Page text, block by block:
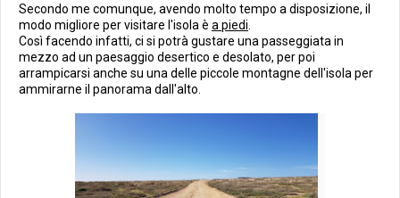
Secondo me comunque, avendo molto tempo a disposizione, il
modo migliore per visitare l'isola è a piedi
Così facendo infatti, ci si potrà gustare una passeggiata in
mezzo ad un paesaggio desertico e desolato, per poi
arrampicarsi anche su una delle piccole montagne dell'isola per
ammirarne il panorama dall'alto.